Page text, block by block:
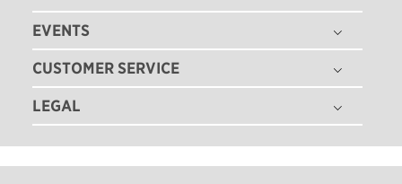
タイトリスト グローバル
採用情報
ゴルフボール
ゴルフクラブ
ゴルフギア
ツアー情報
EVENTS
ゴルフボールフィッティング
ゴルフクラブフィッティング
ゴルフクラブ パフォーマンス体感イベント
CUSTOMER SERVICE
注文状況の確認
ゴルフクラブ レンタル
LEGAL
特定商取引法に基づく表記